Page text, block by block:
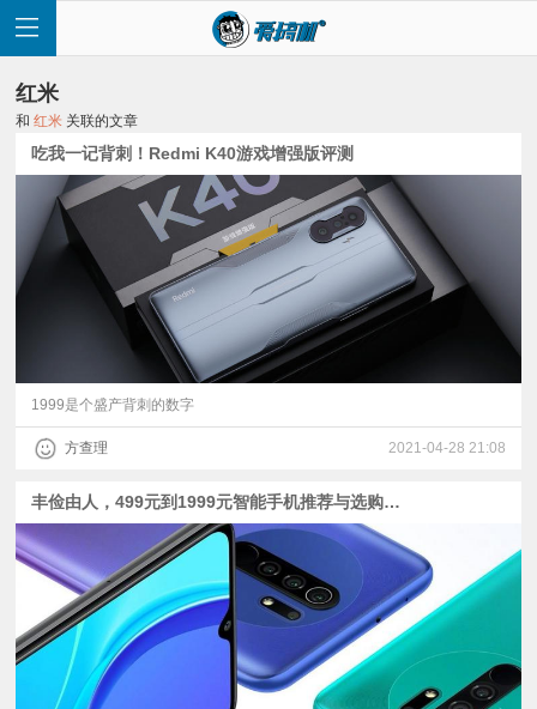
页
讯
视
频
红米
和红米 关联的文章
吃我一记背刺！Redmi K40游戏增强版评测
1999是个盛产背刺的数字
方查理 2021-04-28 21:08
丰俭由人，499元到1999元智能手机推荐与选购指南